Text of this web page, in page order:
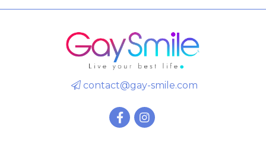
contact@gay-smile.com